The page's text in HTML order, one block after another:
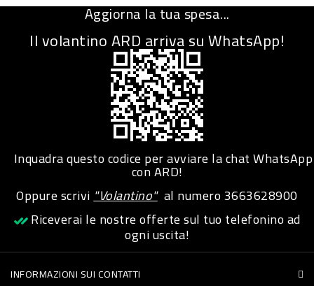
PERSONA
PUERICULTURA
PET
PET
FOOD
FRESCHI
Aggiorna la tua spesa...
Il volantino ARD arriva su WhatsApp!
Inquadra questo codice per avviare la chat WhatsApp
con ARD!
Oppure scrivi"Volantino"al numero3663628900
Riceverai le nostre offerte sul tuo telefonino ad
ogni uscita!
INFORMAZIONI SUI CONTATTI